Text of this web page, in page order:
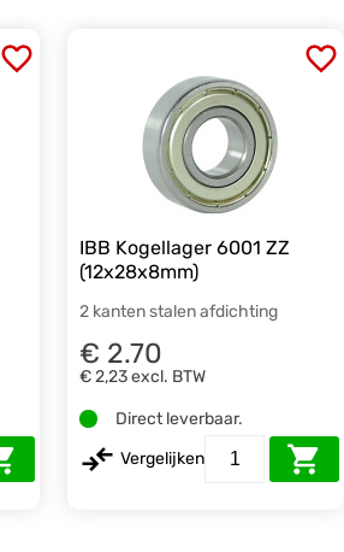
IBB Kogellager 6001 ZZ
(12x28x8mm)
2 kanten stalen afdichting
€ 2.70
€ 2,23excl. BTW
Direct leverbaar.
Vergelijken